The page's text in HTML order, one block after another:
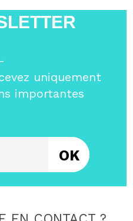
-
uniquement
importantes